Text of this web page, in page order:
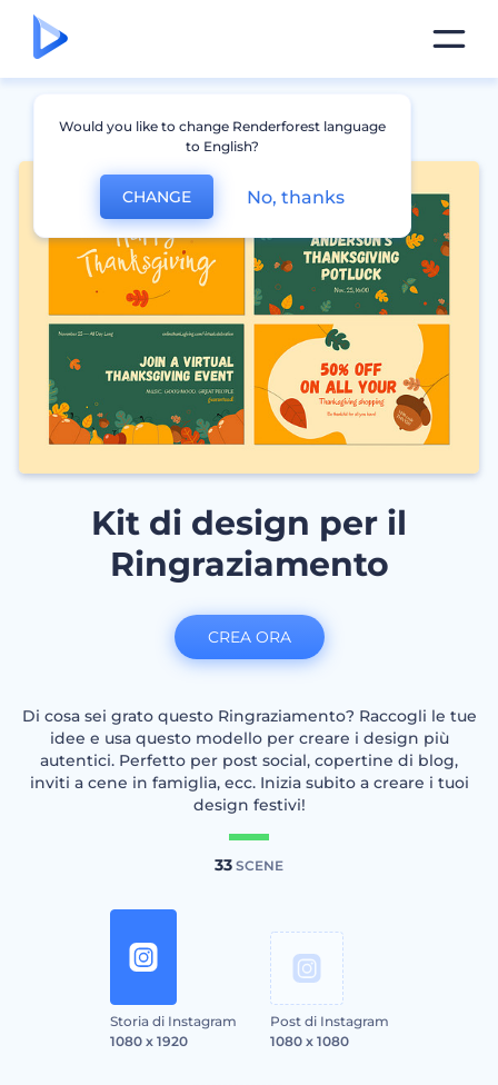
Kit di design per il
Ringraziamento
Di cosa sei grato questo Ringraziamento? Raccogli le tue
idee e usa questo modello per creare i design più
autentici. Perfetto per post social, copertine di blog,
inviti a cene in famiglia, ecc. Inizia subito a creare i tuoi
design festivi!
33 SCENE
Storia di Instagram
1080 x 1920
Post di Instagram
1080 x 1080
CREA ORA
Would you like to change Renderforest language
to English?
CHANGE No, thanks